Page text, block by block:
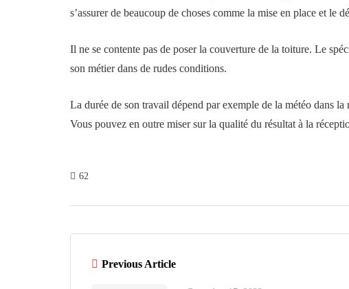
s’assurer de beaucoup de choses comme la mise en place et le
Il ne se contente pas de poser la couverture de la toiture. Le
son métier dans de rudes conditions.
La durée de son travail dépend par exemple de la météo dans
Vous pouvez en outre miser sur la qualité du résultat à la
62
Previous Article